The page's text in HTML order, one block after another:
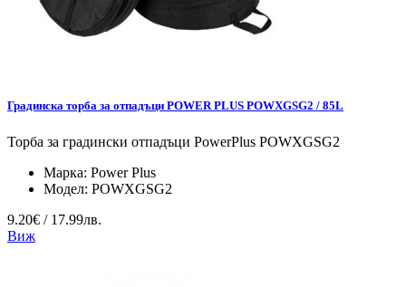
Градинска торба за отпадъци POWER PLUS POWXGSG2 / 85L
Торба за градински отпадъци PowerPlus POWXGSG2
Марка: Power Plus
Модел: POWXGSG2
9.20€ / 17.99лв.
Виж